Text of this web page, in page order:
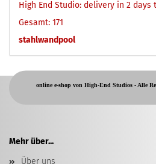
High End Studio: delivery in 2 days
Gesamt: 171
stahlwandpool
online e-shop von High-End Studios -Alle
Mehr über...
Über uns